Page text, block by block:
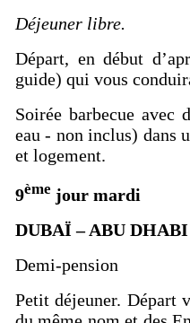
Déjeuner libre.
Départ, en début
guide) qui vous
Soirée barbecue avec
eau - non inclus) dans
et logement.
9ème jour mardi
DUBAÏ – ABU
Demi-pension
Petit déjeuner. Départ